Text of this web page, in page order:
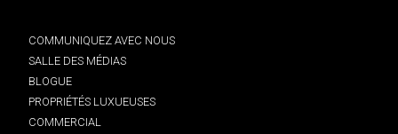
COMMUNIQUEZ AVEC NOUS
SALLE DES MÉDIAS
BLOGUE
PROPRIÉTÉS LUXUEUSES
COMMERCIAL